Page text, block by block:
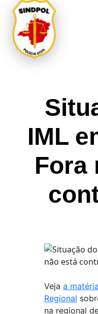
IML
Fora
Veja a
Regional
na regional